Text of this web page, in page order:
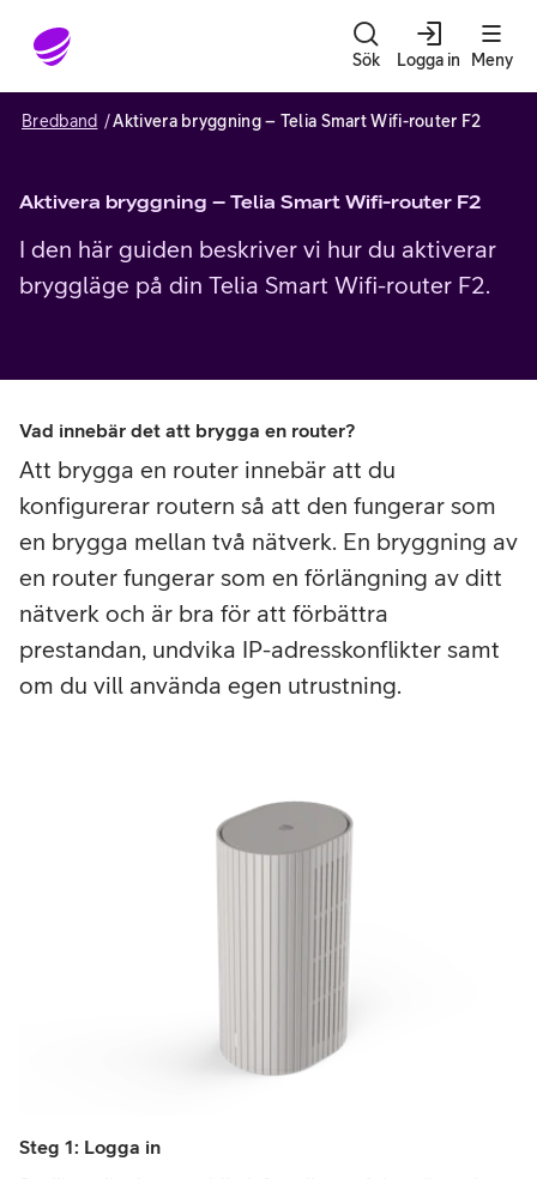
Gå till sidans innehåll
Sök Logga in Meny
Bredband Aktivera bryggning – Telia Smart Wifi-router F2
Aktivera bryggning – Telia Smart Wifi-router F2
I den här guiden beskriver vi hur du aktiverar
bryggläge på din Telia Smart Wifi-router F2.
Vad innebär det att brygga en router?
Att brygga en router innebär att du
konfigurerar routern så att den fungerar som
en brygga mellan två nätverk. En bryggning av
en router fungerar som en förlängning av ditt
nätverk och är bra för att förbättra
prestandan, undvika IP-adresskonflikter samt
om du vill använda egen utrustning.
Steg 1: Logga in